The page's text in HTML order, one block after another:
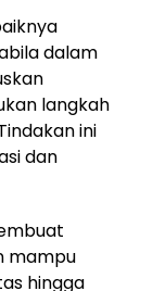
dalam
langkah
ini
dan
mampu
hingga